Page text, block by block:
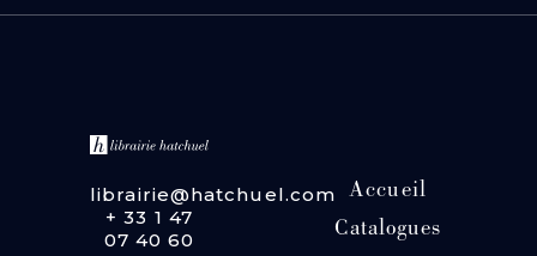
librairie@hatchuel.com
+ 33 1 47
07 40 60
Accueil
Catalogues